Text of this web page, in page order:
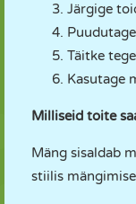
Järgige
Täitke
Kasutage
Milliseid toite
Mäng sisaldab
stiilis